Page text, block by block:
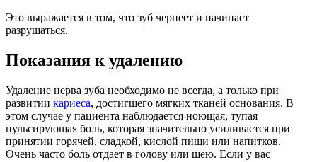
Это выражается в том, что зуб чернеет и начинает
разрушаться.
Показания к удалению
Удаление нерва зуба необходимо не всегда, а только при
развитии кариеса, достигшего мягких тканей основания. В
этом случае у пациента наблюдается ноющая, тупая
пульсирующая боль, которая значительно усиливается при
принятии горячей, сладкой, кислой пищи или напитков.
Очень часто боль отдает в голову или шею. Если у вас